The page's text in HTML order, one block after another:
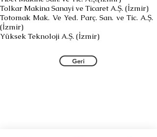
Tolkar Makina Sanayi ve Ticaret A.Ş. (İzmir)
Totomak Mak. Ve Yed. Parç. San. ve Tic. A.Ş.
(İzmir)
Yüksek Teknoloji A.Ş. (İzmir)
Geri